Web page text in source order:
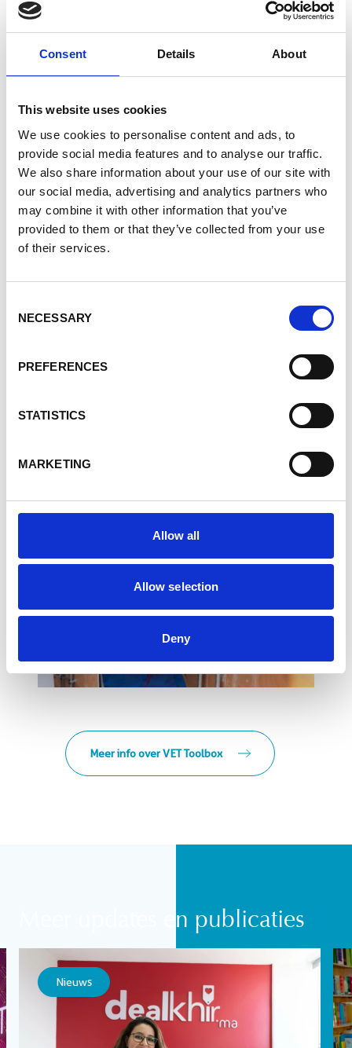
Consent Details About
This website uses cookies
We use cookies to personalise content and ads, to
provide social media features and to analyse our traffic.
We also share information about your use of our site with
our social media, advertising and analytics partners who
may combine it with other information that you’ve
provided to them or that they’ve collected from your use
of their services.
Selection
NECESSARY
PREFERENCES
STATISTICS
MARKETING
Allow all
Allow selection
Deny
bereiden op de jobs van morgen en te
bedrijven hun menselijk kapitaal versterken en
Enabel Europese ondernemingen die in de DRC
actief zijn in de sectoren bouw, vervoer en
logistiek, horeca en digitale technologie om het
lokale menselijk kapitaal te ontwikkelen en te
bevorderen. Hierbij wordt voortgebouwd op de
resultaten van het EDUKAT-programma.
Dit project werd officieel gelanceerd tijdens het
georganiseerd door het Verbond van Congolese
Lubumbashi. Daar traden wij als gastheer op
voor een paneldiscussie over het belang van de
Deelnemers van Europese bedrijven, naast
opleidingsstructuren, en steun-, investerings-, en
politieke en bestuurlijke entiteiten, namen deel
Meer info over VET Toolbox
Meer updates en publicaties
Nieuws